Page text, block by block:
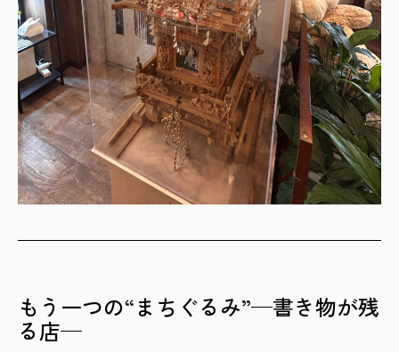
もう一つの“まちぐるみ”—書き物が残
る店—